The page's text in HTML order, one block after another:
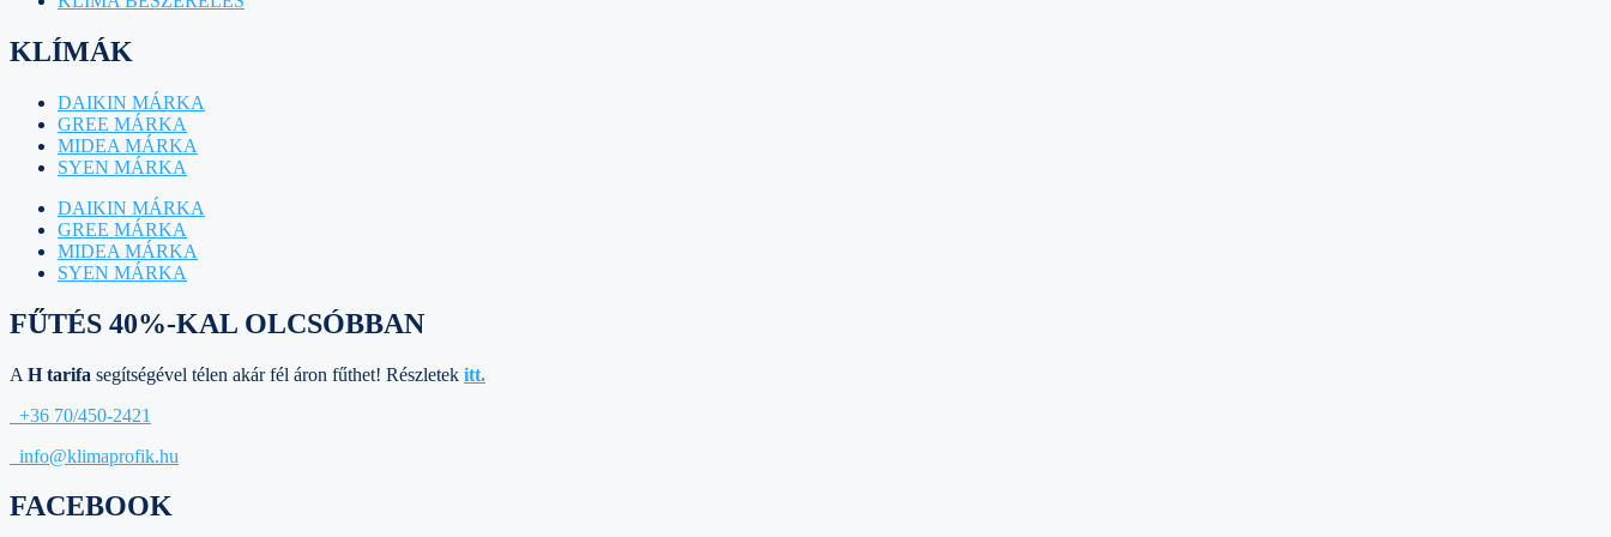
KLÍMÁK
DAIKIN MÁRKA
GREE MÁRKA
MIDEA MÁRKA
SYEN MÁRKA
DAIKIN MÁRKA
GREE MÁRKA
MIDEA MÁRKA
SYEN MÁRKA
FŰTÉS 40%-KAL OLCSÓBBAN
A H tarifa segítségével télen akár fél áron fűthet! Részletek itt.
+36 70/450-2421
info@klimaprofik.hu
FACEBOOK